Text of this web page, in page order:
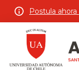
Postula